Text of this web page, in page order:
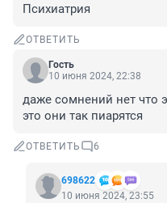
Психиатрия
ОТВЕТИТЬ
Гость
10 июня 2024, 22:38
даже сомнений нет что
это они так пиарятся
ОТВЕТИТЬ 6
698622
10 июня 2024, 23:55